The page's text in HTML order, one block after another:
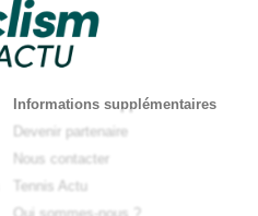
Informations supplémentaires
Devenir partenaire
Nous contacter
Tennis Actu